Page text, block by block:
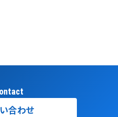
合わせ